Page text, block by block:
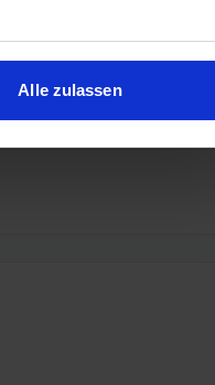
können
Präferenzen im
anbieten zu können
Alle zulassen